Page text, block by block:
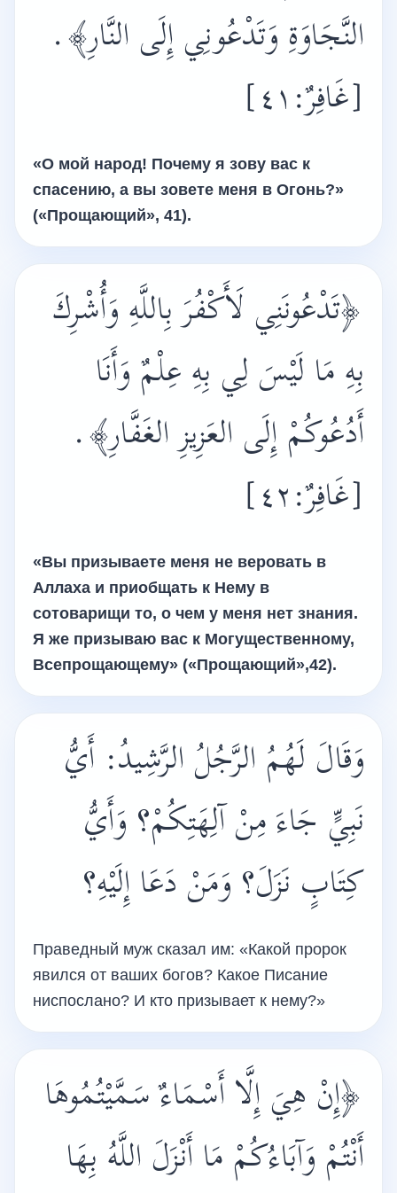
النَّجَاوَةِ وَتَدْعُونِي إِلَى النَّارِ﴾.
[غَافِرٌ:٤١]
«О мой народ! Почему я зову вас к
спасению, а вы зовете меня в Огонь?»
(«Прощающий», 41).
﴿تَدْعُونَنِي لَأَكْفُرَ بِاللَّهِ وَأُشْرِكَ
بِهِ مَا لَيْسَ لِي بِهِ عِلْمٌ وَأَنَا
أَدُعُوكُمْ إِلَى العَزِيزِ الغَفَّارِ﴾.
[غَافِرٌ:٤٢]
«Вы призываете меня не веровать в
Аллаха и приобщать к Нему в
сотоварищи то, о чем у меня нет знания.
Я же призываю вас к Могущественному,
Всепрощающему» («Прощающий»,42).
وَقَالَ لَهُمُ الرَّجُلُ الرَّشِيدُ: أَيُّ
نَبِيٍّ جَاءَ مِنْ آلِهَتِكُمْ؟ وَأَيُّ
كِتَابٍ نَزَلَ؟ وَمَنْ دَعَا إِلَيْهِ؟
Праведный муж сказал им: «Какой пророк
явился от ваших богов? Какое Писание
ниспослано? И кто призывает к нему?»
﴿إِنْ هِيَ إِلَّا أَسْمَاءٌ سَمَّيْتُمُوهَا
أَنْتُمْ وَآبَاءُكُمْ مَا أَنْزَلَ اللَّهُ بِهَا